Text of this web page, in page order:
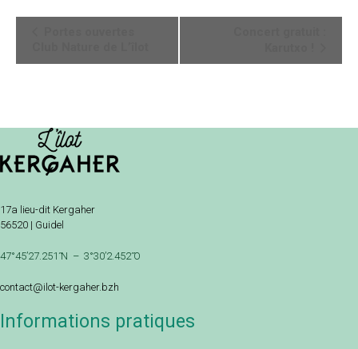
17a lieu-dit Kergaher
56520 | Guidel
47°45’27.251 ̋N – 3°30’2.452 ̋O
contact@ilot-kergaher.bzh
Informations pratiques